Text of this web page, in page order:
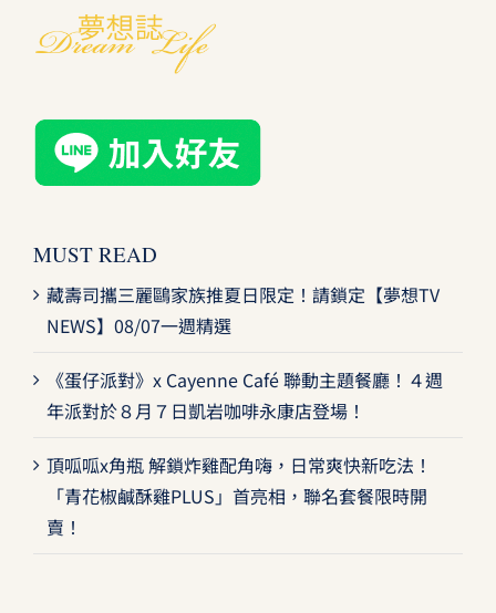
MUST READ
藏壽司攜三麗鷗家族推夏日限定！請鎖定【夢想TV
NEWS】08/07一週精選
《蛋仔派對》x Cayenne Café 聯動主題餐廳！４週
年派對於８月７日凱岩咖啡永康店登場！
頂呱呱x角瓶 解鎖炸雞配角嗨，日常爽快新吃法！
「青花椒鹹酥雞PLUS」首亮相，聯名套餐限時開
賣！